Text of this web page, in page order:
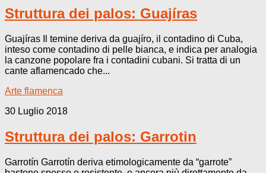
Struttura dei palos: Guajíras
Guajíras Il temine deriva da guajíro, il contadino di Cuba,
inteso come contadino di pelle bianca, e indica per analogia
la canzone popolare fra i contadini cubani. Si tratta di un
cante aflamencado che...
Arte flamenca
30 Luglio 2018
Struttura dei palos: Garrotin
Garrotín Garrotín deriva etimologicamente da “garrote”